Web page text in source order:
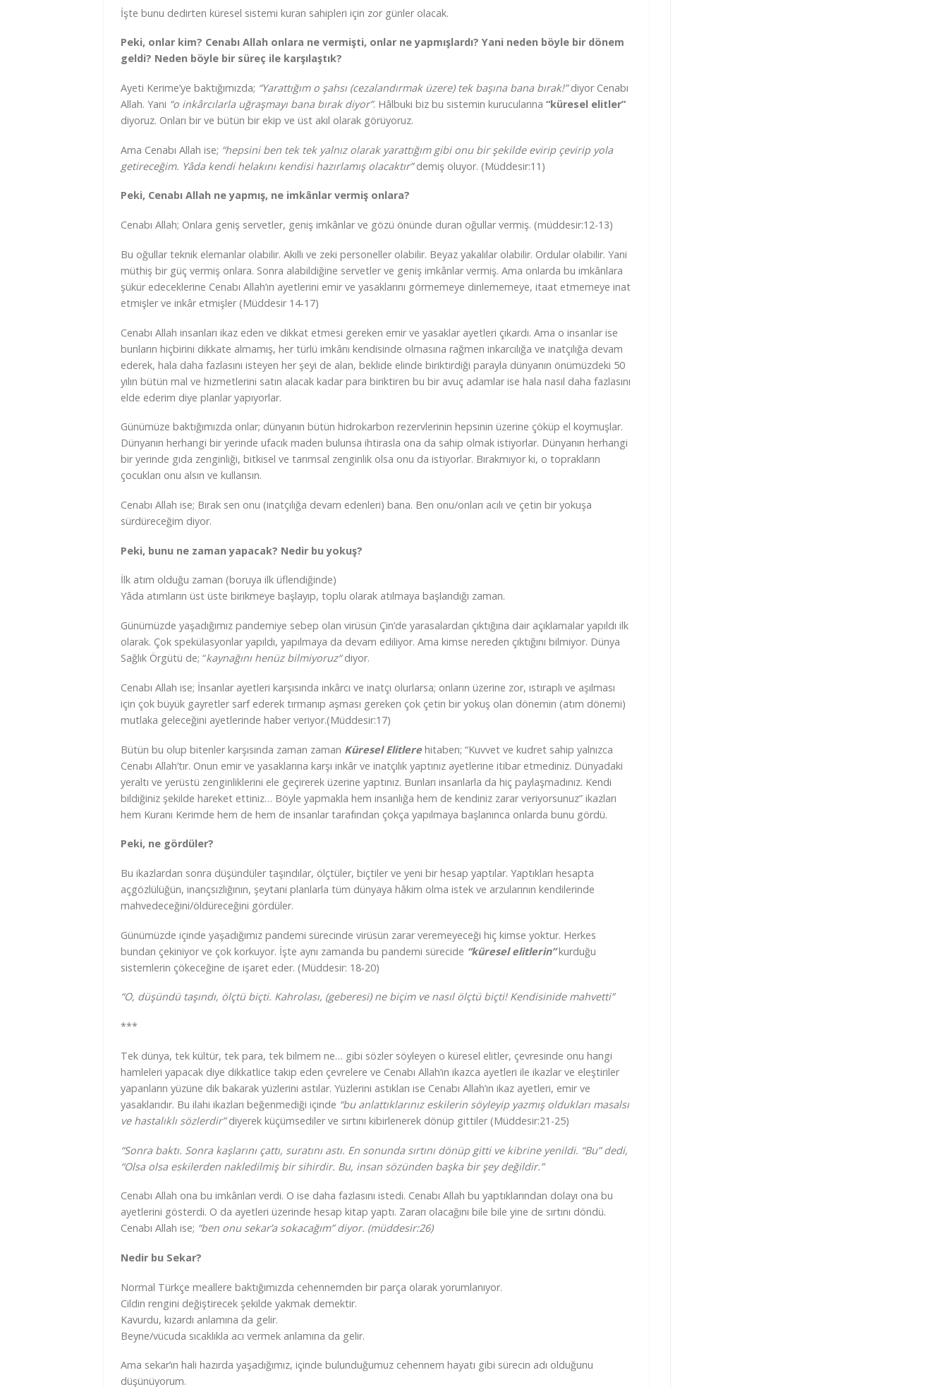
İşte bunu dedirten küresel sistemi kuran sahipleri için zor günler olacak.
Peki, onlar kim? Cenabı Allah onlara ne vermişti, onlar ne yapmışlardı? Yani neden böyle bir dönem
geldi? Neden böyle bir süreç ile karşılaştık?
Ayeti Kerime’ye baktığımızda; “Yarattığım o şahsı (cezalandırmak üzere) tek başına bana bırak!”diyor Cenabı
Allah. Yani “o inkârcılarla uğraşmayı bana bırak diyor”. Hâlbuki biz bu sistemin kurucularına “küresel elitler”
diyoruz. Onları bir ve bütün bir ekip ve üst akıl olarak görüyoruz.
Ama Cenabı Allah ise; “hepsini ben tek tek yalnız olarak yarattığım gibi onu bir şekilde evirip çevirip yola
getireceğim. Yâda kendi helakını kendisi hazırlamış olacaktır”demiş oluyor. (Müddesir:11)
Peki, Cenabı Allah ne yapmış, ne imkânlar vermiş onlara?
Cenabı Allah; Onlara geniş servetler, geniş imkânlar ve gözü önünde duran oğullar vermiş. (müddesir:12-13)
Bu oğullar teknik elemanlar olabilir. Akıllı ve zeki personeller olabilir. Beyaz yakalılar olabilir. Ordular olabilir. Yani
müthiş bir güç vermiş onlara. Sonra alabildiğine servetler ve geniş imkânlar vermiş. Ama onlarda bu imkânlara
şükür edeceklerine Cenabı Allah’ın ayetlerini emir ve yasaklarını görmemeye dinlememeye, itaat etmemeye inat
etmişler ve inkâr etmişler (Müddesir 14-17)
Cenabı Allah insanları ikaz eden ve dikkat etmesi gereken emir ve yasaklar ayetleri çıkardı. Ama o insanlar ise
bunların hiçbirini dikkate almamış, her türlü imkânı kendisinde olmasına rağmen inkarcılığa ve inatçılığa devam
ederek, hala daha fazlasını isteyen her şeyi de alan, beklide elinde biriktirdiği parayla dünyanın önümüzdeki 50
yılın bütün mal ve hizmetlerini satın alacak kadar para biriktiren bu bir avuç adamlar ise hala nasıl daha fazlasını
elde ederim diye planlar yapıyorlar.
Günümüze baktığımızda onlar; dünyanın bütün hidrokarbon rezervlerinin hepsinin üzerine çöküp el koymuşlar.
Dünyanın herhangi bir yerinde ufacık maden bulunsa ihtirasla ona da sahip olmak istiyorlar. Dünyanın herhangi
bir yerinde gıda zenginliği, bitkisel ve tarımsal zenginlik olsa onu da istiyorlar. Bırakmıyor ki, o toprakların
çocukları onu alsın ve kullansın.
Cenabı Allah ise; Bırak sen onu (inatçılığa devam edenleri) bana. Ben onu/onları acılı ve çetin bir yokuşa
sürdüreceğim diyor.
Peki, bunu ne zaman yapacak? Nedir bu yokuş?
İlk atım olduğu zaman (boruya ilk üflendiğinde)
Yâda atımların üst üste birikmeye başlayıp, toplu olarak atılmaya başlandığı zaman.
Günümüzde yaşadığımız pandemiye sebep olan virüsün Çin’de yarasalardan çıktığına dair açıklamalar yapıldı ilk
olarak. Çok spekülasyonlar yapıldı, yapılmaya da devam ediliyor. Ama kimse nereden çıktığını bilmiyor. Dünya
Sağlık Örgütü de; “kaynağını henüz bilmiyoruz“diyor.
Cenabı Allah ise; İnsanlar ayetleri karşısında inkârcı ve inatçı olurlarsa; onların üzerine zor, ıstıraplı ve aşılması
için çok büyük gayretler sarf ederek tırmanıp aşması gereken çok çetin bir yokuş olan dönemin (atım dönemi)
mutlaka geleceğini ayetlerinde haber veriyor.(Müddesir:17)
Bütün bu olup bitenler karşısında zaman zaman Küresel Elitlere hitaben; “Kuvvet ve kudret sahip yalnızca
Cenabı Allah’tır. Onun emir ve yasaklarına karşı inkâr ve inatçılık yaptınız ayetlerine itibar etmediniz. Dünyadaki
yeraltı ve yerüstü zenginliklerini ele geçirerek üzerine yaptınız. Bunları insanlarla da hiç paylaşmadınız. Kendi
bildiğiniz şekilde hareket ettiniz… Böyle yapmakla hem insanlığa hem de kendiniz zarar veriyorsunuz” ikazları
hem Kuranı Kerimde hem de hem de insanlar tarafından çokça yapılmaya başlanınca onlarda bunu gördü.
Peki, ne gördüler?
Bu ikazlardan sonra düşündüler taşındılar, ölçtüler, biçtiler ve yeni bir hesap yaptılar. Yaptıkları hesapta
açgözlülüğün, inançsızlığının, şeytani planlarla tüm dünyaya hâkim olma istek ve arzularının kendilerinde
mahvedeceğini/öldüreceğini gördüler.
Günümüzde içinde yaşadığımız pandemi sürecinde virüsün zarar veremeyeceği hiç kimse yoktur. Herkes
bundan çekiniyor ve çok korkuyor. İşte aynı zamanda bu pandemi sürecide “küresel elitlerin” kurduğu
sistemlerin çökeceğine de işaret eder. (Müddesir: 18-20)
“O, düşündü taşındı, ölçtü biçti. Kahrolası, (geberesi) ne biçim ve nasıl ölçtü biçti! Kendisinide mahvetti”
***
Tek dünya, tek kültür, tek para, tek bilmem ne… gibi sözler söyleyen o küresel elitler, çevresinde onu hangi
hamleleri yapacak diye dikkatlice takip eden çevrelere ve Cenabı Allah’ın ikazca ayetleri ile ikazlar ve eleştiriler
yapanların yüzüne dik bakarak yüzlerini astılar. Yüzlerini astıkları ise Cenabı Allah’ın ikaz ayetleri, emir ve
yasaklarıdır. Bu ilahi ikazları beğenmediği içinde “bu anlattıklarınız eskilerin söyleyip yazmış oldukları masalsı
ve hastalıklı sözlerdir”diyerek küçümsediler ve sırtını kibirlenerek dönüp gittiler (Müddesir:21-25)
“Sonra baktı. Sonra kaşlarını çattı, suratını astı. En sonunda sırtını dönüp gitti ve kibrine yenildi. “Bu” dedi,
“Olsa olsa eskilerden nakledilmiş bir sihirdir. Bu, insan sözünden başka bir şey değildir.”
Cenabı Allah ona bu imkânları verdi. O ise daha fazlasını istedi. Cenabı Allah bu yaptıklarından dolayı ona bu
ayetlerini gösterdi. O da ayetleri üzerinde hesap kitap yaptı. Zararı olacağını bile bile yine de sırtını döndü.
Cenabı Allah ise; “ben onu sekar’a sokacağım” diyor. (müddesir:26)
Nedir bu Sekar?
Normal Türkçe meallere baktığımızda cehennemden bir parça olarak yorumlanıyor.
Cildin rengini değiştirecek şekilde yakmak demektir.
Kavurdu, kızardı anlamına da gelir.
Beyne/vücuda sıcaklıkla acı vermek anlamına da gelir.
Ama sekar’ın hali hazırda yaşadığımız, içinde bulunduğumuz cehennem hayatı gibi sürecin adı olduğunu
düşünüyorum.